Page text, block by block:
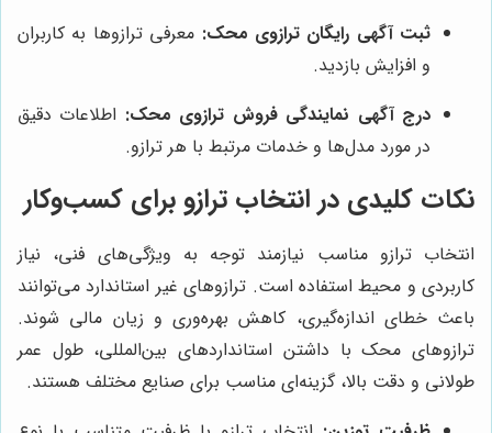
ثبت آگهی رایگان ترازوی محک: معرفی ترازوها به کاربران
و افزایش بازدید.
درج آگهی نمایندگی فروش ترازوی محک: اطلاعات دقیق
در مورد مدل‌ها و خدمات مرتبط با هر ترازو.
نکات کلیدی در انتخاب ترازو برای کسب‌وکار
انتخاب ترازو مناسب نیازمند توجه به ویژگی‌های فنی، نیاز
کاربردی و محیط استفاده است. ترازوهای غیر استاندارد می‌توانند
باعث خطای اندازه‌گیری، کاهش بهره‌وری و زیان مالی شوند.
ترازوهای محک با داشتن استانداردهای بین‌المللی، طول عمر
طولانی و دقت بالا، گزینه‌ای مناسب برای صنایع مختلف هستند.